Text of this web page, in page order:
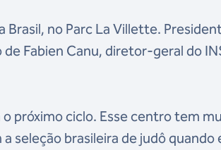
Brasil, no Parc La Villette.
Fabien Canu, diretor-geral do
próximo ciclo. Esse centro tem
seleção brasileira de judô quando